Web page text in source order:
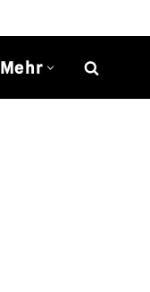
Mehr